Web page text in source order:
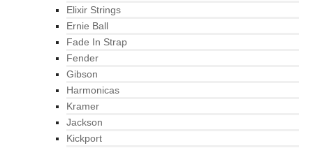
Elixir Strings
Ernie Ball
Fade In Strap
Fender
Gibson
Harmonicas
Kramer
Jackson
Kickport